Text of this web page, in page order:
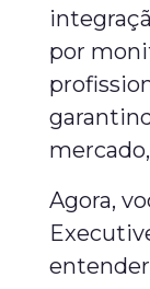
por
Agora,